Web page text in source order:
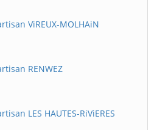
ViREUX-MOLHAiN
RENWEZ
LES HAUTES-RiViERES